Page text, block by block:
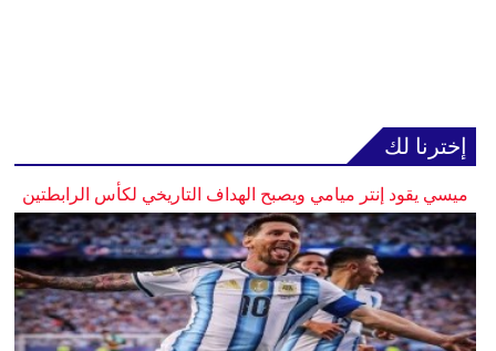
إخترنا لك
ميسي يقود إنتر ميامي ويصبح الهداف التاريخي لكأس الرابطتين